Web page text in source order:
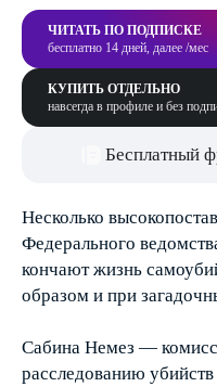
ЧИТАТЬ ПО ПОДПИСКЕ
бесплатно 14 дней, далее /мес
КУПИТЬ ОТДЕЛЬНО
навсегда в профиле и без
Бесплатный
Несколько
Федерального
кончают жизнь
образом и при
Сабина Немез —
расследованию